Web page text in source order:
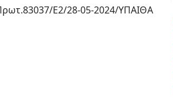
Ε2/28-05-2024/ΥΠΑΙΘΑ